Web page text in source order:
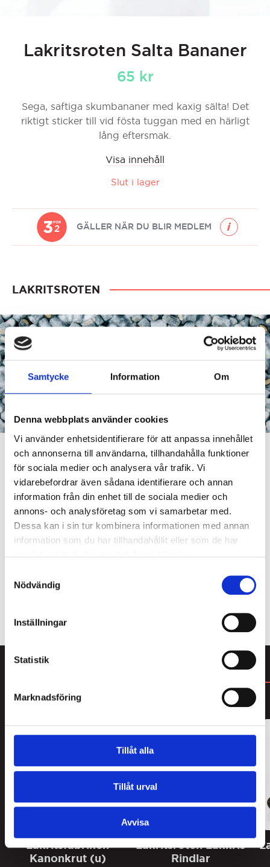
Samtycke Information Om
Denna webbplats använder cookies
Vi använder enhetsidentifierare för att anpassa innehållet
och annonserna till användarna, tillhandahålla funktioner
för sociala medier och analysera vår trafik. Vi
vidarebefordrar även sådana identifierare och annan
information från din enhet till de sociala medier och
annons- och analysföretag som vi samarbetar med.
Dessa kan i sin tur kombinera informationen med annan
information som du har tillhandahållit eller som de har
Nödvändig
Inställningar
Statistik
Marknadsföring
Tillåt alla
Tillåt urval
Avvisa
Lakritsroten Salta Bananer
65 kr
Sega, saftiga skumbananer med kaxig sälta! Det
riktigt sticker till vid fösta tuggan med en härligt
lång eftersmak.
Visa innehåll
Slut i lager
3FOR
2 GÄLLER NÄR DU BLIR MEDLEM
LAKRITSROTEN
Som medlem i Lakritsrotens medlemsklubb får du
köpa 4 av våra populära cellofanpåsar och betala
endast för 3. Här hittar du massor av smarrig lakrits
från den saltaste saltlakritsen till mjuk sötlakrits,
karameller och lakrits doppad i choklad. Bara att
samband med att du genomför ditt köp.
Lakritsfabriken
Kanonkrut (u)
32
Lakritsroten Lakkris
Rindlar